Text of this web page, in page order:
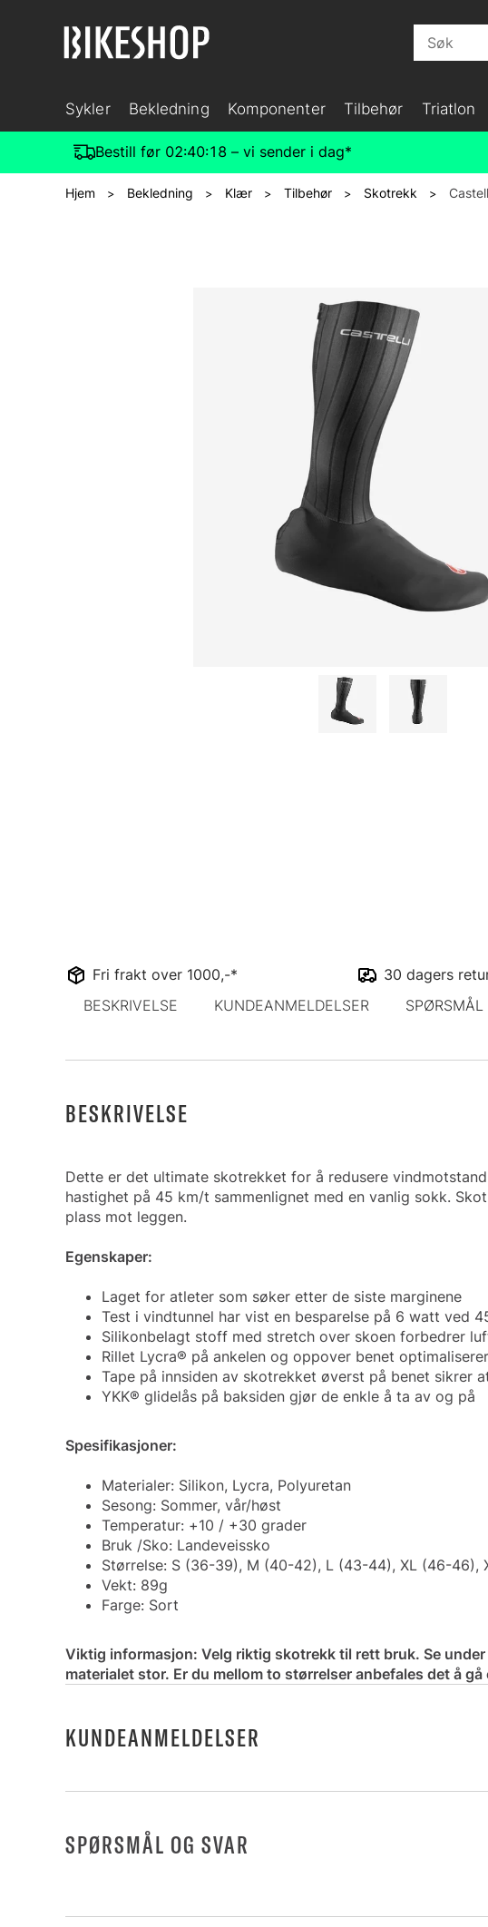
Sykler Bekledning Komponenter Tilbehør Triatlon
Bestill før 02:40:17 – vi sender i dag*
Hjem > Bekledning > Klær > Tilbehør > Skotrekk >
Fri frakt over 1000,-* 30 dagers
BESKRIVELSE
KUNDEANMELDELSER SPØRSMÅL
BESKRIVELSE
Dette er det ultimate skotrekket for å redusere
hastighet på 45 km/t sammenlignet med en vanlig sokk.
plass mot leggen.
Egenskaper:
Laget for atleter som søker etter de siste marginene
Test i vindtunnel har vist en besparelse på 6 watt ved
Silikonbelagt stoff med stretch over skoen forbedrer
Rillet Lycra® på ankelen og oppover benet
Tape på innsiden av skotrekket øverst på benet sikrer
YKK® glidelås på baksiden gjør de enkle å ta av og på
Spesifikasjoner:
Materialer: Silikon, Lycra, Polyuretan
Sesong: Sommer, vår/høst
Temperatur: +10 / +30 grader
Bruk /Sko: Landeveissko
Størrelse: S (36-39), M (40-42), L (43-44), XL (46-46),
Vekt: 89g
Farge: Sort
Viktig informasjon: Velg riktig skotrekk til rett bruk. Se
materialet stor. Er du mellom to størrelser anbefales det å gå
KUNDEANMELDELSER
SPØRSMÅL OG SVAR